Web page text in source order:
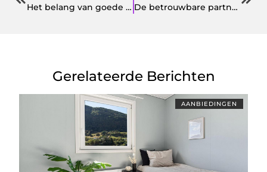
Het belang van goede voerbakken voor je hond De betrouwbare partner voor jouw autozorg
Gerelateerde Berichten
AANBIEDINGEN